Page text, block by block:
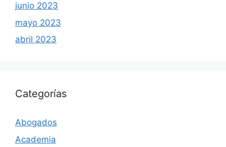
junio 2023
mayo 2023
abril 2023
Categorías
Abogados
Academia